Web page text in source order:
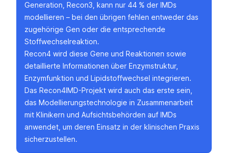
Generation, Recon3, kann nur 44 % der IMDs
modellieren – bei den übrigen fehlen entweder das
zugehörige Gen oder die entsprechende
Stoffwechselreaktion.
Recon4 wird diese Gene und Reaktionen sowie
detaillierte Informationen über Enzymstruktur,
Enzymfunktion und Lipidstoffwechsel integrieren.
Das Recon4IMD-Projekt wird auch das erste sein,
das Modellierungstechnologie in Zusammenarbeit
mit Klinikern und Aufsichtsbehörden auf IMDs
anwendet, um deren Einsatz in der klinischen Praxis
sicherzustellen.